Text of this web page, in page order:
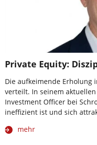
Private Equity:
Die aufkeimende Erholung
verteilt. In seinem
Investment Officer bei
ineffizient ist und sich
mehr